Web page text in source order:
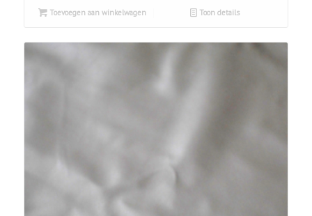
Toevoegen aan winkelwagen Toon details